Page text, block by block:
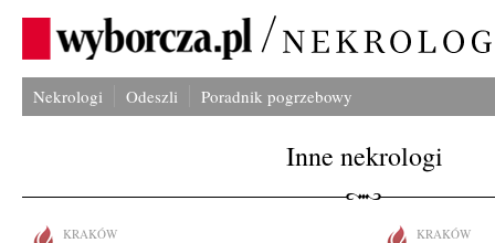
Nekrologi Odeszli Poradnik pogrzebowy
Inne nekrologi
KRAKÓW KRAKÓW